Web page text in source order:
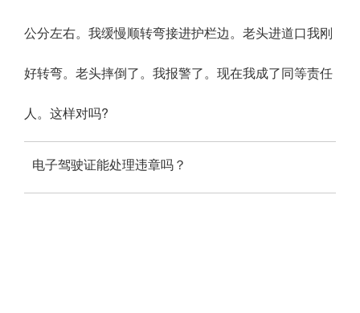
公分左右。我缓慢顺转弯接进护栏边。老头进道口我刚
好转弯。老头摔倒了。我报警了。现在我成了同等责任
人。这样对吗?
电子驾驶证能处理违章吗？